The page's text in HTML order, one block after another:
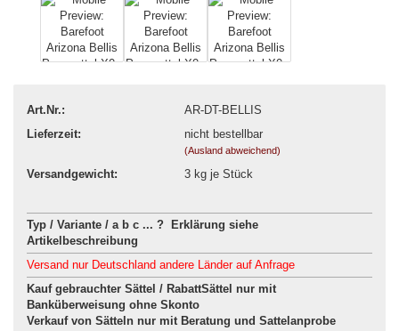
Art.Nr.:
AR-DT-BELLIS
Lieferzeit:
nicht bestellbar
(Ausland abweichend)
Versandgewicht: 3kg je Stück
Typ / Variante / a b c ... ? Erklärung siehe
Artikelbeschreibung
Versand nur Deutschland andere Länder auf Anfrage
Kauf gebrauchter Sättel / RabattSättel nur mit
Banküberweisung ohne Skonto
Verkauf von Sätteln nur mit Beratung und Sattelanprobe